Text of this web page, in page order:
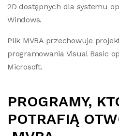
2D dostępnych dla systemu
Windows.
Plik MVBA przechowuje
programowania Visual Basic
Microsoft.
PROGRAMY,
POTRAFIĄ